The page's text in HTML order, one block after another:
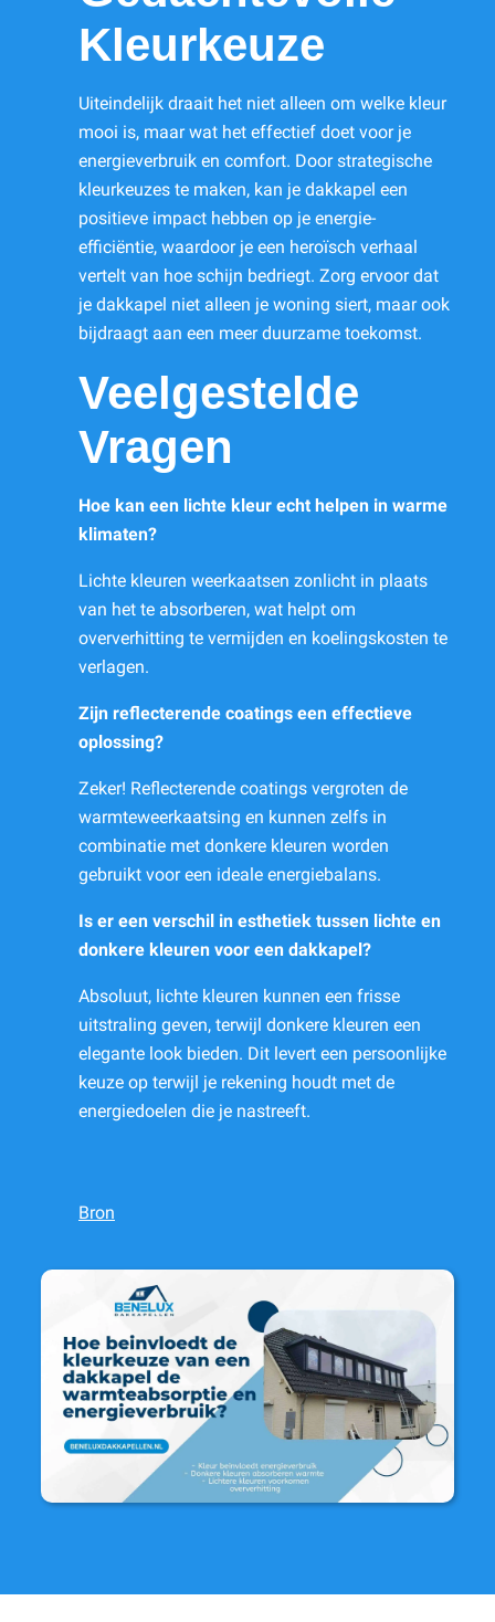
Kleurkeuze
Uiteindelijk draait het niet alleen om welke kleur
mooi is, maar wat het effectief doet voor je
energieverbruik en comfort. Door strategische
kleurkeuzes te maken, kan je dakkapel een
positieve impact hebben op je energie-
efficiëntie, waardoor je een heroïsch verhaal
vertelt van hoe schijn bedriegt. Zorg ervoor dat
je dakkapel niet alleen je woning siert, maar ook
bijdraagt aan een meer duurzame toekomst.
Veelgestelde
Vragen
Hoe kan een lichte kleur echt helpen in warme
klimaten?
Lichte kleuren weerkaatsen zonlicht in plaats
van het te absorberen, wat helpt om
oververhitting te vermijden en koelingskosten te
verlagen.
Zijn reflecterende coatings een effectieve
oplossing?
Zeker! Reflecterende coatings vergroten de
warmteweerkaatsing en kunnen zelfs in
combinatie met donkere kleuren worden
gebruikt voor een ideale energiebalans.
Is er een verschil in esthetiek tussen lichte en
donkere kleuren voor een dakkapel?
Absoluut, lichte kleuren kunnen een frisse
uitstraling geven, terwijl donkere kleuren een
elegante look bieden. Dit levert een persoonlijke
keuze op terwijl je rekening houdt met de
energiedoelen die je nastreeft.
Bron